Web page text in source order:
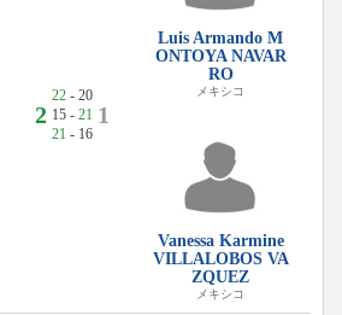
2
22- 20
15 - 21
21 - 16
1
Luis Armando M
ONTOYA NAVAR
RO
メキシコ
Vanessa Karmine
VILLALOBOS VA
ZQUEZ
メキシコ